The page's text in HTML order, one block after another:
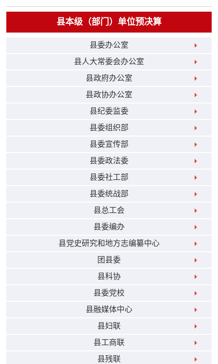
县本级（部门）单位预决算
县委办公室
县人大常委会办公室
县政府办公室
县政协办公室
县纪委监委
县委组织部
县委宣传部
县委政法委
县委社工部
县委统战部
县总工会
县委编办
县党史研究和地方志编纂中心
团县委
县科协
县委党校
县融媒体中心
县妇联
县工商联
县残联